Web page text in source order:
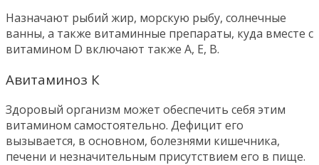
Назначают рыбий жир, морскую рыбу, солнечные
ванны, а также витаминные препараты, куда вместе с
витамином D включают также А, Е, В.
Авитаминоз К
Здоровый организм может обеспечить себя этим
витамином самостоятельно. Дефицит его
вызывается, в основном, болезнями кишечника,
печени и незначительным присутствием его в пище.